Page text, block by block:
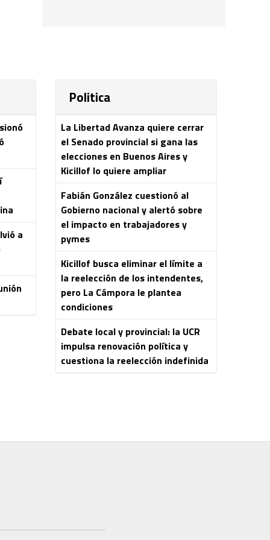
a
Politica
La Libertad Avanza quiere cerrar
el Senado provincial si gana las
elecciones en Buenos Aires y
Kicillof lo quiere ampliar
Fabián González cuestionó al
Gobierno nacional y alertó sobre
el impacto en trabajadores y
pymes
Kicillof busca eliminar el límite a
la reelección de los intendentes,
pero La Cámpora le plantea
condiciones
Debate local y provincial: la UCR
impulsa renovación política y
cuestiona la reelección indefinida